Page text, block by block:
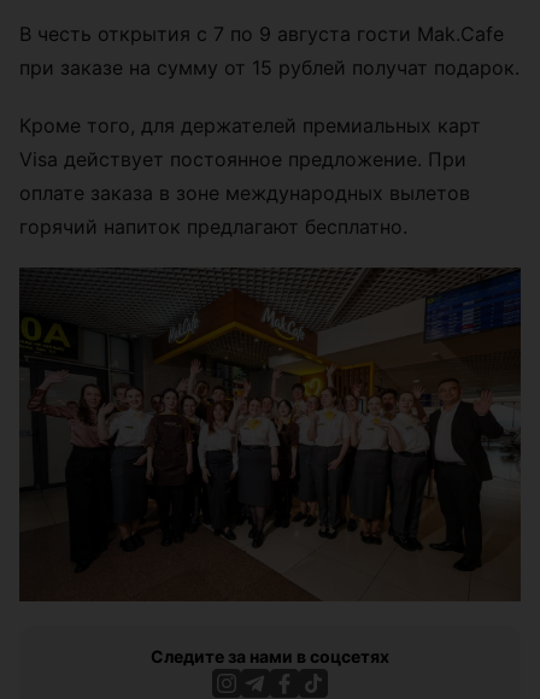
В честь открытия с 7 по 9 августа гости Mak.Cafe
при заказе на сумму от 15 рублей получат подарок.
Кроме того, для держателей премиальных карт
Visa действует постоянное предложение. При
оплате заказа в зоне международных вылетов
горячий напиток предлагают бесплатно.
Следите за нами в соцсетях